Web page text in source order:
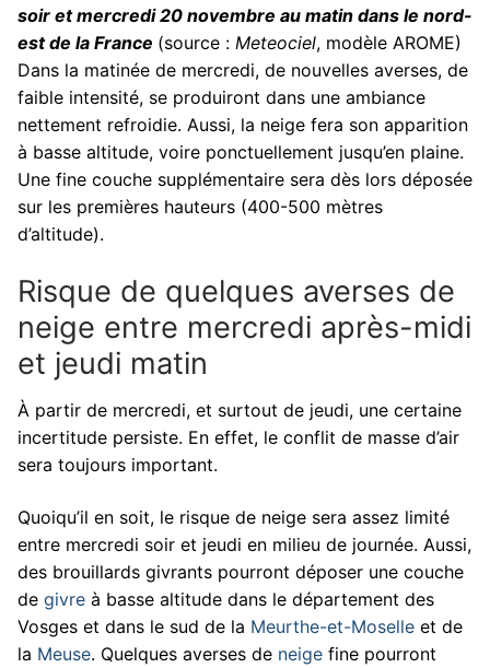
soir et mercredi 20 novembre au matin dans le nord-
est de la France (source : Meteociel, modèle AROME)
Dans la matinée de mercredi, de nouvelles averses, de
faible intensité, se produiront dans une ambiance
nettement refroidie. Aussi, la neige fera son apparition
à basse altitude, voire ponctuellement jusqu’en plaine.
Une fine couche supplémentaire sera dès lors déposée
sur les premières hauteurs (400-500 mètres
d’altitude).
Risque de quelques averses de
neige entre mercredi après-midi
et jeudi matin
À partir de mercredi, et surtout de jeudi, une certaine
incertitude persiste. En effet, le conflit de masse d’air
sera toujours important.
Quoiqu’il en soit, le risque de neige sera assez limité
entre mercredi soir et jeudi en milieu de journée. Aussi,
des brouillards givrants pourront déposer une couche
de givre à basse altitude dans le département des
Vosges et dans le sud de la Meurthe-et-Moselle et de
la Meuse. Quelques averses de neige fine pourront